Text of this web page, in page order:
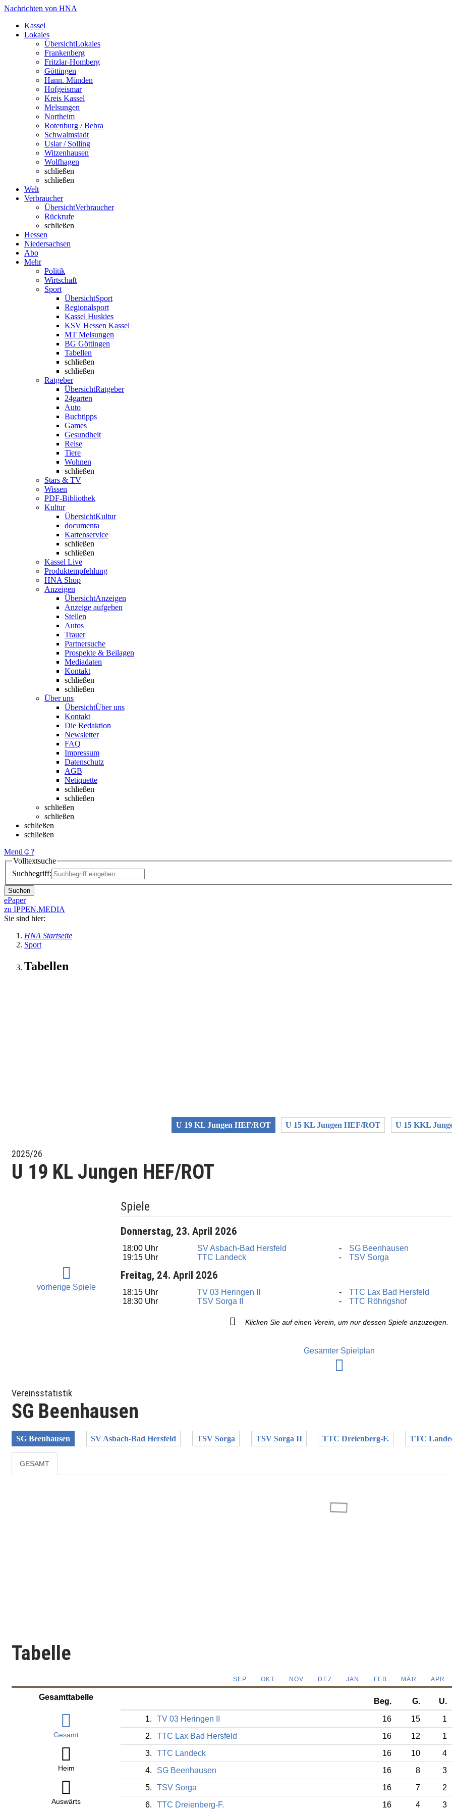
Nachrichten von HNA
Kassel
Lokales
ÜbersichtLokales
Frankenberg
Fritzlar-Homberg
Göttingen
Hann. Münden
Hofgeismar
Kreis Kassel
Melsungen
Northeim
Rotenburg / Bebra
Schwalmstadt
Uslar / Solling
Witzenhausen
Wolfhagen
schließen
schließen
Welt
Verbraucher
ÜbersichtVerbraucher
Rückrufe
schließen
Hessen
Niedersachsen
Abo
Mehr
Politik
Wirtschaft
Sport
ÜbersichtSport
Regionalsport
Kassel Huskies
KSV Hessen Kassel
MT Melsungen
BG Göttingen
Tabellen
schließen
schließen
Ratgeber
ÜbersichtRatgeber
24garten
Auto
Buchtipps
Games
Gesundheit
Reise
Tiere
Wohnen
schließen
Stars & TV
Wissen
PDF-Bibliothek
Kultur
ÜbersichtKultur
documenta
Kartenservice
schließen
schließen
Kassel Live
Produktempfehlung
HNA Shop
Anzeigen
ÜbersichtAnzeigen
Anzeige aufgeben
Stellen
Autos
Trauer
Partnersuche
Prospekte & Beilagen
Mediadaten
Kontakt
schließen
schließen
Über uns
ÜbersichtÜber uns
Kontakt
Die Redaktion
Newsletter
FAQ
Impressum
Datenschutz
AGB
Netiquette
schließen
schließen
schließen
schließen
schließen
schließen
Menü ☺?
Volltextsuche
Suchbegriff:
Suchen
ePaper
zu IPPEN.MEDIA
Sie sind hier:
HNA Startseite
Sport
Tabellen
U 19 KL Jungen HEF/ROT U 15 KL Jungen HEF/ROT U 15 KKL
2025/26
U 19 KL Jungen HEF/ROT
vorherige Spiele
Spiele
Donnerstag, 23. April 2026
18:00 Uhr SV Asbach-Bad Hersfeld SG Beenhausen
19:15 Uhr
TTC Landeck TSV Sorga
Freitag, 24. April 2026
18:15 Uhr TV 03 Heringen II TTC Lax Bad Hersfeld
18:30 Uhr
TSV Sorga II TTC Röhrigshof
Klicken Sie auf einen Verein, um nur dessen Spiele anzuzeigen.
Gesamter Spielplan
Vereinsstatistik
SG Beenhausen
SG Beenhausen SV Asbach-Bad Hersfeld TSV Sorga TSV Sorga II TTC Dreienberg-F. TTC
GESAMT
Tabelle
SEP OKT NOV DEZ JAN FEB MÄR APR
Gesamttabelle
Gesamt
Heim
Auswärts
Beg. G. U.
1. TV 03 Heringen II 16 15 1
2.
TTC Lax Bad Hersfeld 16 12 1
3.
TTC Landeck 16 10 4
4.
SG Beenhausen 16 8 3
5.
TSV Sorga 16 7 2
6.
TTC Dreienberg-F. 16 4 3